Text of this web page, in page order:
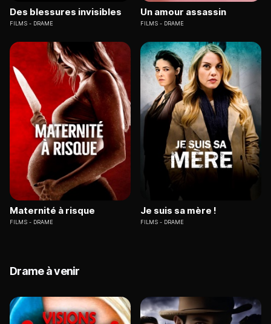
Des blessures invisibles
FILMS DRAME
Un amour assassin
FILMS DRAME
Maternité à risque
FILMS DRAME
Je suis sa mère !
FILMS DRAME
Drame à venir